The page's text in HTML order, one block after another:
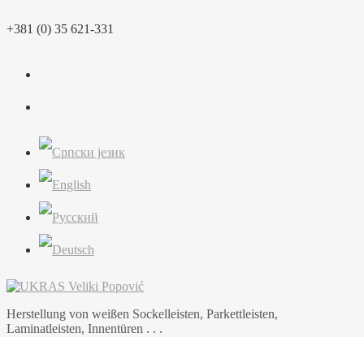
to
+381 (0) 35 621-331
Herstellung von weißen Sockelleisten, Parkettleisten,
Laminatleisten, Innentüren . . .